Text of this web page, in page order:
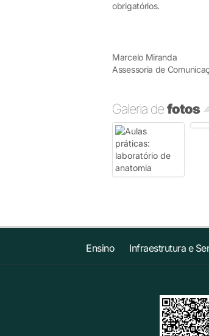
obrigatórios.
Marcelo Miranda
Assessoria de
Galeria defotos
Ensino Infraestrutura e